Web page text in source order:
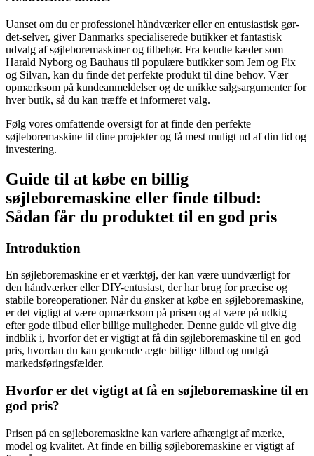
Uanset om du er professionel håndværker eller en entusiastisk gør-
det-selver, giver Danmarks specialiserede butikker et fantastisk
udvalg af søjleboremaskiner og tilbehør. Fra kendte kæder som
Harald Nyborg og Bauhaus til populære butikker som Jem og Fix
og Silvan, kan du finde det perfekte produkt til dine behov. Vær
opmærksom på kundeanmeldelser og de unikke salgsargumenter for
hver butik, så du kan træffe et informeret valg.
Følg vores omfattende oversigt for at finde den perfekte
søjleboremaskine til dine projekter og få mest muligt ud af din tid og
investering.
Guide til at købe en billig
søjleboremaskine eller finde tilbud:
Sådan får du produktet til en god pris
Introduktion
En søjleboremaskine er et værktøj, der kan være uundværligt for
den håndværker eller DIY-entusiast, der har brug for præcise og
stabile boreoperationer. Når du ønsker at købe en søjleboremaskine,
er det vigtigt at være opmærksom på prisen og at være på udkig
efter gode tilbud eller billige muligheder. Denne guide vil give dig
indblik i, hvorfor det er vigtigt at få din søjleboremaskine til en god
pris, hvordan du kan genkende ægte billige tilbud og undgå
markedsføringsfælder.
Hvorfor er det vigtigt at få en søjleboremaskine til en
god pris?
Prisen på en søjleboremaskine kan variere afhængigt af mærke,
model og kvalitet. At finde en billig søjleboremaskine er vigtigt af